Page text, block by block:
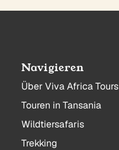
Navigieren
Über Viva Africa Tours
Touren in Tansania
Wildtiersafaris
Trekking